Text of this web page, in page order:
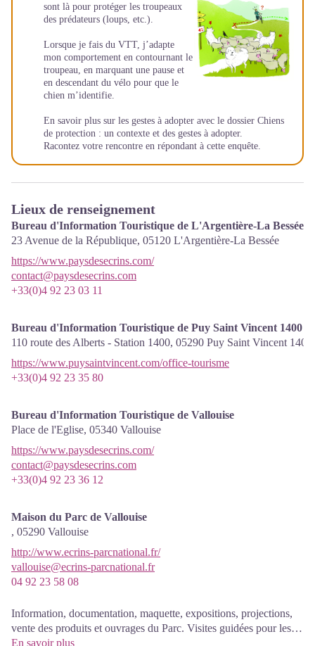
sont là pour protéger les troupeaux
des prédateurs (loups, etc.).
Lorsque je fais du VTT, j’adapte
mon comportement en contournant le
troupeau, en marquant une pause et
en descendant du vélo pour que le
chien m’identifie.
En savoir plus sur les gestes à adopter avec le dossier Chiens
de protection : un contexte et des gestes à adopter.
Racontez votre rencontre en répondant à cette enquête
Lieux de renseignement
Bureau d'Information Touristique de L'Argentière-La Bessée
23 Avenue de la République, 05120 L'Argentière-La Bessée
https://www.paysdesecrins.com/
contact@paysdesecrins.com
+33(0)4 92 23 03 11
Bureau d'Information Touristique de Puy Saint Vincent 1400
110 route des Alberts - Station 1400, 05290 Puy Saint Vincent 1400
https://www.puysaintvincent.com/office-tourisme
+33(0)4 92 23 35 80
Bureau d'Information Touristique de Vallouise
Place de l'Eglise, 05340 Vallouise
https://www.paysdesecrins.com/
contact@paysdesecrins.com
+33(0)4 92 23 36 12
Maison du Parc de Vallouise
, 05290 Vallouise
http://www.ecrins-parcnational.fr/
vallouise@ecrins-parcnational.fr
04 92 23 58 08
Information, documentation, maquette, expositions, projections,
vente des produits et ouvrages du Parc. Visites guidées pour les
scolaires, réservation obligatoire. La nouvelle Maison du parc a
En savoir plus